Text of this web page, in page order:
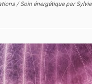
/Soin énergétique parSylvie